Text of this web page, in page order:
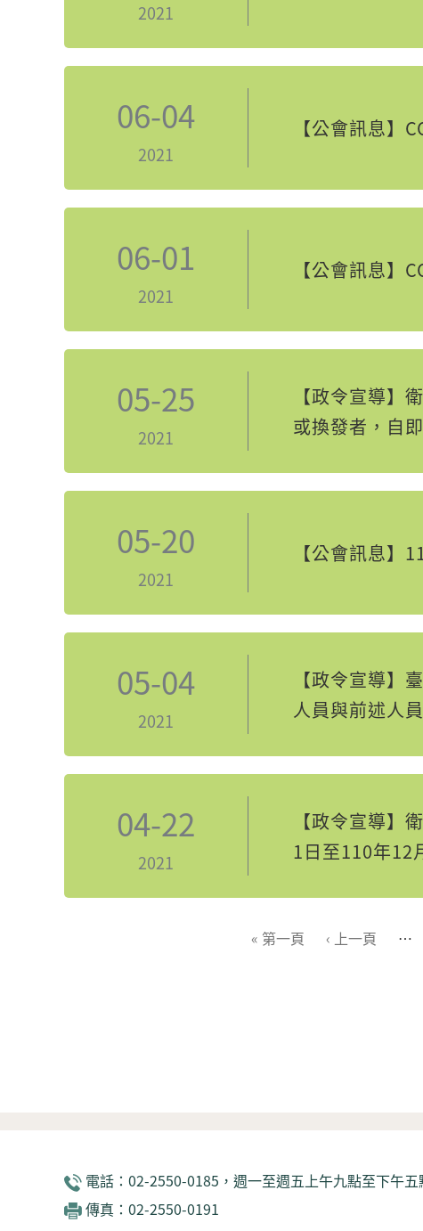
2021
06-04
2021
【公會訊息】
06-01
2021
【公會訊息】
05-25
2021
【政令宣導】
或換發者，自
05-20
2021
【公會訊息】
05-04
2021
【政令宣導
人員與前述人
04-22
2021
【政令宣導】
1日至110年12
« 第一頁 ‹ 上一頁 …
電話：02-2550-0185，週一至週五上午九點至下午
傳真：02-2550-0191